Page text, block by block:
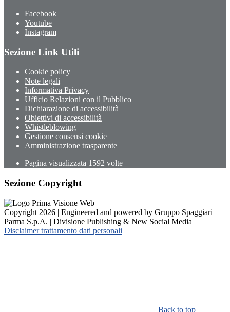
Facebook
Youtube
Instagram
Sezione Link Utili
Cookie policy
Note legali
Informativa Privacy
Ufficio Relazioni con il Pubblico
Dichiarazione di accessibilità
Obiettivi di accessibilità
Whistleblowing
Gestione consensi cookie
Amministrazione trasparente
Pagina visualizzata 1592 volte
Sezione Copyright
Copyright 2026 | Engineered and powered by Gruppo Spaggiari
Parma S.p.A. | Divisione Publishing & New Social Media
Disclaimer trattamento dati personali
Back to top